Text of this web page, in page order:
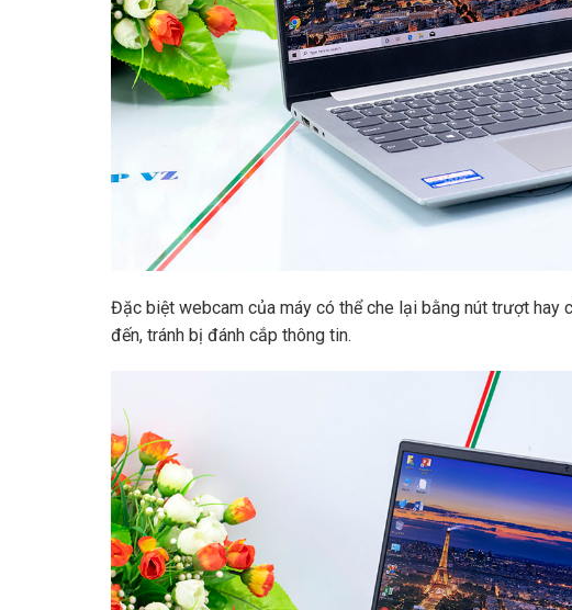
Đặc biệt webcam của máy có thể che lại bằng nút trượt hay
đến, tránh bị đánh cắp thông tin.